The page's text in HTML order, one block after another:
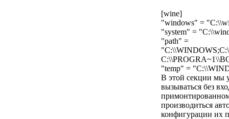
[wine]
"windows" =
"system" =
"path" =
"temp" =
В этой секции мы
вызываться без
производиться
конфигурации их